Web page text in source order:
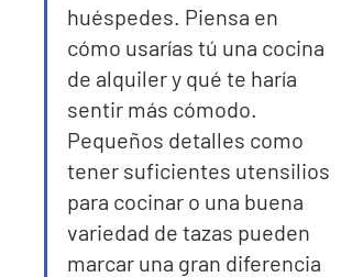
huéspedes. Piensa en
cómo usarías tú una cocina
de alquiler y qué te haría
sentir más cómodo.
Pequeños detalles como
tener suficientes utensilios
para cocinar o una buena
variedad de tazas pueden
marcar una gran diferencia